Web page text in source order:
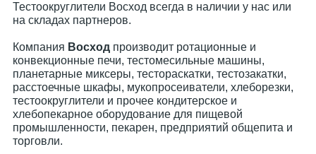
Тестоокруглители Восход всегда в наличии у нас или
на складах партнеров.
Компания Восход производит ротационные и
конвекционные печи, тестомесильные машины,
планетарные миксеры, тестораскатки, тестозакатки,
расстоечные шкафы, мукопросеиватели, хлеборезки,
тестоокруглители и прочее кондитерское и
хлебопекарное оборудование для пищевой
промышленности, пекарен, предприятий общепита и
торговли.